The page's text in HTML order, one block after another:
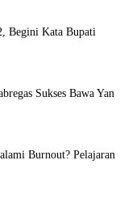
Begini Kata Bupati
Sukses Bawa Yan
Burnout? Pelajaran